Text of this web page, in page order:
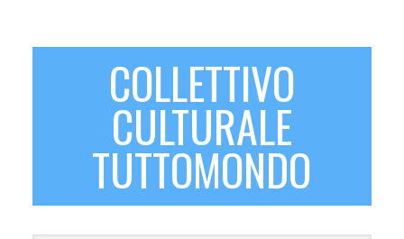
COLLETTIVO
CULTURALE
TUTTOMONDO